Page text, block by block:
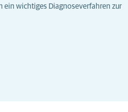
ein wichtiges Diagnoseverfahren zur